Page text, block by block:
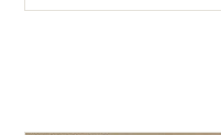
den 7 november
Typ